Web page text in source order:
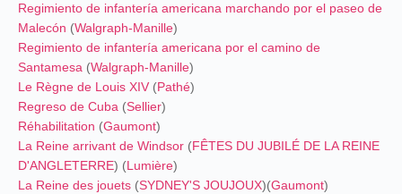
Regimiento de infantería americana marchando por el paseo de
Malecón (Walgraph-Manille)
Regimiento de infantería americana por el camino de
Santamesa (Walgraph-Manille)
Le Règne de Louis XIV (Pathé)
Regreso de Cuba (Sellier)
Réhabilitation (Gaumont)
La Reine arrivant de Windsor (FÊTES DU JUBILÉ DE LA REINE
D'ANGLETERRE) (Lumière)
La Reine des jouets (SYDNEY'S JOUJOUX)(Gaumont)